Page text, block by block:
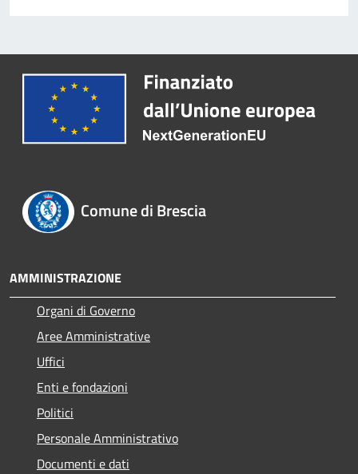
Comune di Brescia
AMMINISTRAZIONE
Organi di Governo
Aree Amministrative
Uffici
Enti e fondazioni
Politici
Personale Amministrativo
Documenti e dati